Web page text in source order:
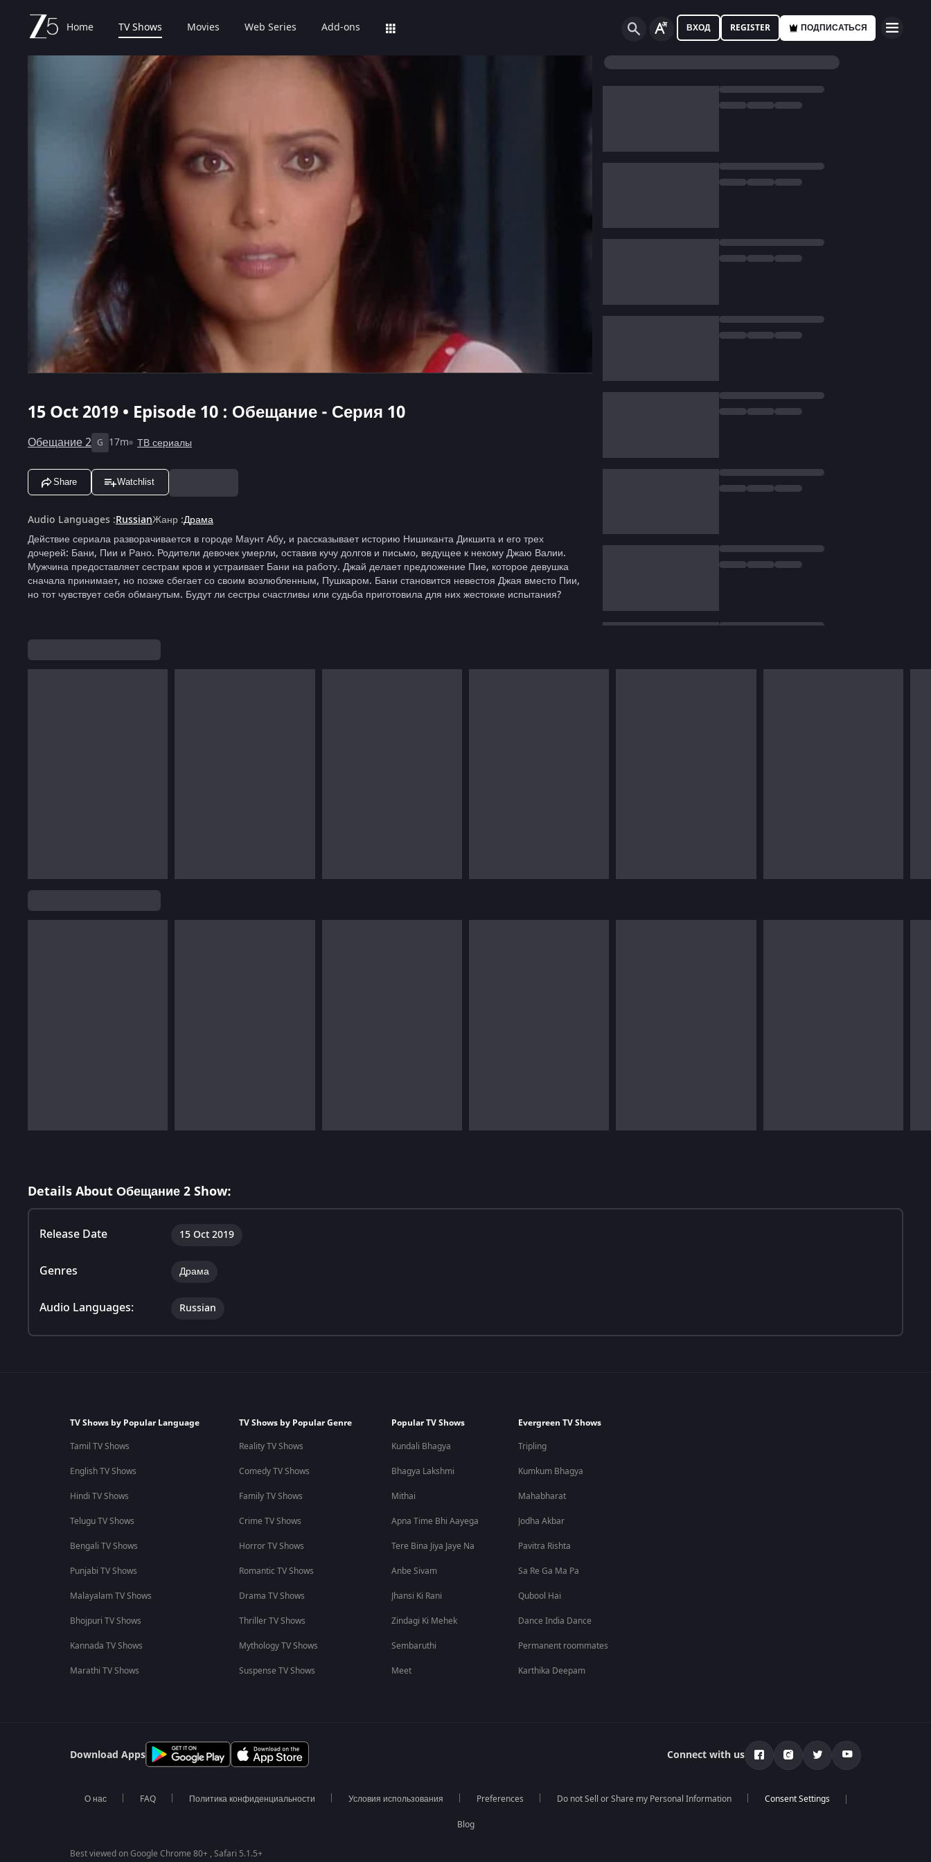
Home TV Shows Movies Web Series Add-ons ВХОД REGISTER ПОДПИСАТЬСЯ
15 Oct 2019 • Episode 10 : Обещание - Серия 10
Обещание 2 G 17m ТВ сериалы
Share Watchlist
Audio Languages :RussianЖанр :Драма
Действие сериала разворачивается в городе Маунт Абу, и рассказывает историю Нишиканта Дикшита и его трех
дочерей: Бани, Пии и Рано. Родители девочек умерли, оставив кучу долгов и письмо, ведущее к некому Джаю Валии.
Мужчина предоставляет сестрам кров и устраивает Бани на работу. Джай делает предложение Пие, которое девушка
сначала принимает, но позже сбегает со своим возлюбленным, Пушкаром. Бани становится невестоя Джая вместо Пии,
но тот чувствует себя обманутым. Будут ли сестры счастливы или судьба приготовила для них жестокие испытания?
Details About Обещание 2 Show:
Release Date 15 Oct 2019
Genres Драма
Audio Languages: Russian
TV Shows by Popular Language
Tamil TV Shows
English TV Shows
Hindi TV Shows
Telugu TV Shows
Bengali TV Shows
Punjabi TV Shows
Malayalam TV Shows
Bhojpuri TV Shows
Kannada TV Shows
Marathi TV Shows
TV Shows by Popular Genre
Reality TV Shows
Comedy TV Shows
Family TV Shows
Crime TV Shows
Horror TV Shows
Romantic TV Shows
Drama TV Shows
Thriller TV Shows
Mythology TV Shows
Suspense TV Shows
Popular TV Shows
Kundali Bhagya
Bhagya Lakshmi
Mithai
Apna Time Bhi Aayega
Tere Bina Jiya Jaye Na
Anbe Sivam
Jhansi Ki Rani
Zindagi Ki Mehek
Sembaruthi
Meet
Evergreen TV Shows
Tripling
Kumkum Bhagya
Mahabharat
Jodha Akbar
Pavitra Rishta
Sa Re Ga Ma Pa
Qubool Hai
Dance India Dance
Permanent roommates
Karthika Deepam
Download Apps Connect with us
О нас FAQ Политика конфиденциальности Условия использования Preferences Do not Sell or Share my Personal Information
Blog
Best viewed on Google Chrome 80+ , Safari 5.1.5+